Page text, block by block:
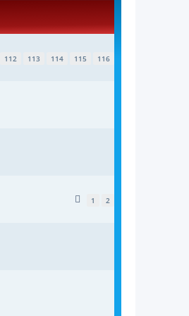
112 113 114 115 116
1 2